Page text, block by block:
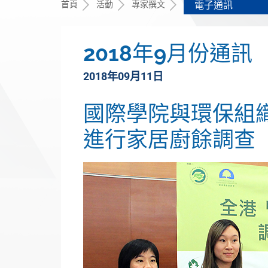
首頁 活動 專家撰文 電子通訊
2018年9月份通訊
2018年09月11日
國際學院與環保組
進行家居廚餘調查